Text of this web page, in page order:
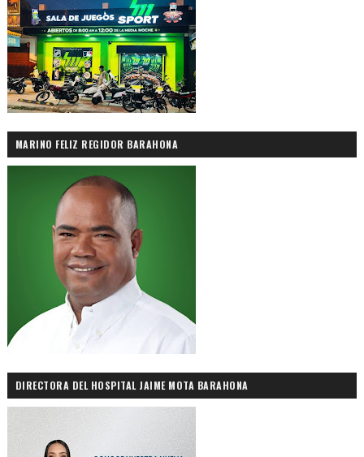
MARINO FELIZ REGIDOR BARAHONA
DIRECTORA DEL HOSPITAL JAIME MOTA BARAHONA